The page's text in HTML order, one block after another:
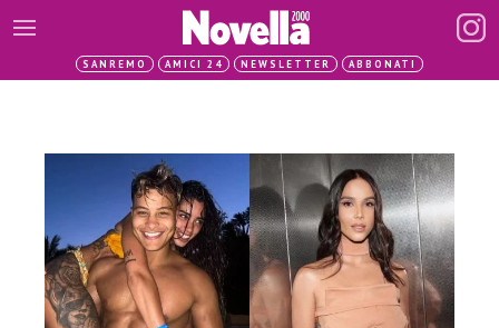
SANREMO AMICI 24 NEWSLETTER ABBONATI